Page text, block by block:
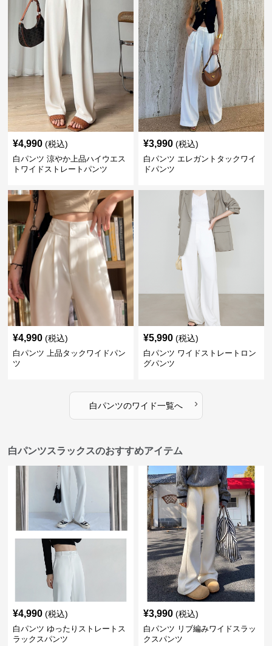
¥4,990 (税込)
白パンツ 涼やか上品ハイウエス
トワイドストレートパンツ
¥3,990 (税込)
白パンツ エレガントタックワイ
ドパンツ
¥4,990 (税込)
白パンツ 上品タックワイドパン
ツ
¥5,990 (税込)
白パンツ ワイドストレートロン
グパンツ
白パンツのワイド一覧へ ›
白パンツスラックスのおすすめアイテム
¥4,990 (税込)
白パンツ ゆったりストレートス
ラックスパンツ
¥3,990 (税込)
白パンツ リブ編みワイドスラッ
クスパンツ